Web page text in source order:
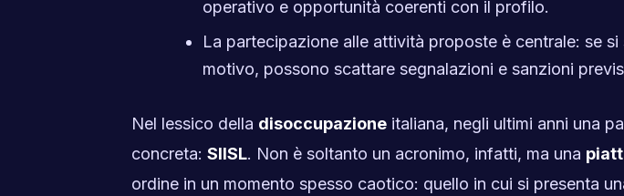
operativo e opportunità coerenti con il profilo.
La partecipazione alle attività proposte è centrale: se
motivo, possono scattare segnalazioni e sanzioni
Nel lessico della disoccupazione italiana, negli ultimi anni una
concreta: SIISL. Non è soltanto un acronimo, infatti, ma una
ordine in un momento spesso caotico: quello in cui si presenta